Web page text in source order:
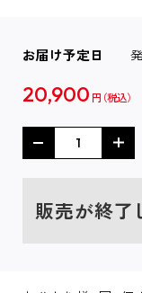
お届け予定日
20,900 円
販売が終了